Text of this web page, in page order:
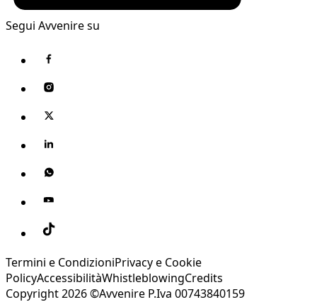
Segui Avvenire su
Termini e CondizioniPrivacy e Cookie
PolicyAccessibilitàWhistleblowingCredits
Copyright 2026 ©Avvenire P.Iva 00743840159